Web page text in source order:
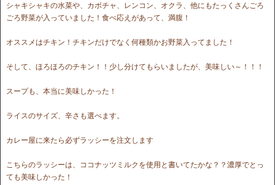
シャキシャキの水菜や、カボチャ、レンコン、オクラ、他にもたっくさんごろ
ごろ野菜が入っていました！食べ応えがあって、満腹！
オススメはチキン！チキンだけでなく何種類かお野菜入ってました！
そして、ほろほろのチキン！！少し分けてもらいましたが、美味しい～！！！
スープも、本当に美味しかった！
ライスのサイズ、辛さも選べます。
カレー屋に来たら必ずラッシーを注文します
こちらのラッシーは、ココナッツミルクを使用と書いてたかな？？濃厚でとっ
ても美味しかった！